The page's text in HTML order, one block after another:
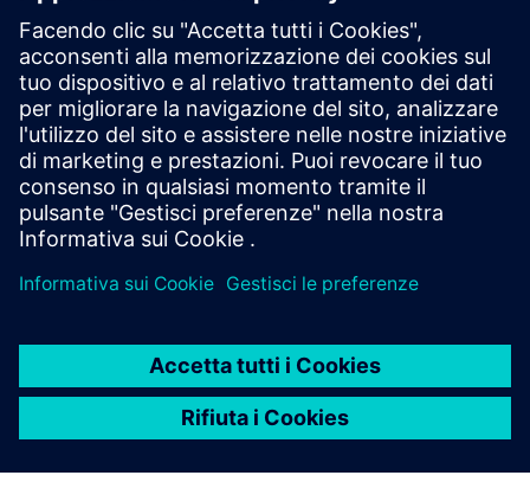
Wandercraft - Esoscheletro
Usare la simulazione per risparmiare tre giorni di
tempo di progettazione per ogni iterazione del suo
esoscheletro